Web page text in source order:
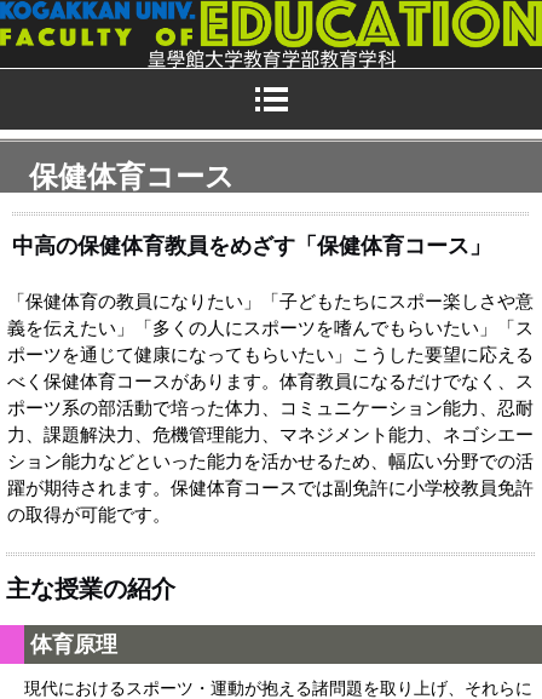
保健体育コース
中高の保健体育教員をめざす「保健体育コース」
「保健体育の教員になりたい」「子どもたちにスポー楽しさや意
義を伝えたい」「多くの人にスポーツを嗜んでもらいたい」「ス
ポーツを通じて健康になってもらいたい」こうした要望に応える
べく保健体育コースがあります。体育教員になるだけでなく、ス
ポーツ系の部活動で培った体力、コミュニケーション能力、忍耐
力、課題解決力、危機管理能力、マネジメント能力、ネゴシエー
ション能力などといった能力を活かせるため、幅広い分野での活
躍が期待されます。保健体育コースでは副免許に小学校教員免許
の取得が可能です。
主な授業の紹介
体育原理
現代におけるスポーツ・運動が抱える諸問題を取り上げ、それらに